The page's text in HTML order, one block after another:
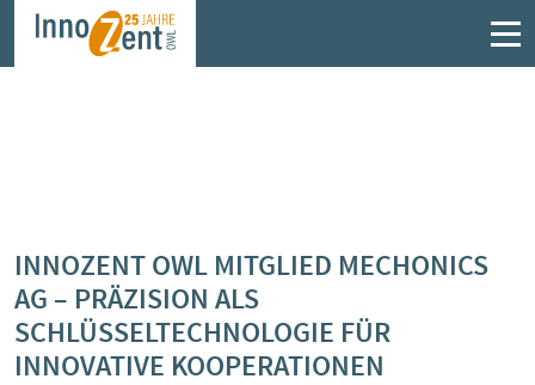
INNOZENT OWL MITGLIED MECHONICS
AG – PRÄZISION ALS
SCHLÜSSELTECHNOLOGIE FÜR
INNOVATIVE KOOPERATIONEN
Mittelstand
LEGO Serious Play®
Ce:FIRe
GoProZero
Angebote
ElektronikForum OWL
Erfahrungsaustausch "Industrielle
Abwärme clever nutzen"
Kooperationspartner finden